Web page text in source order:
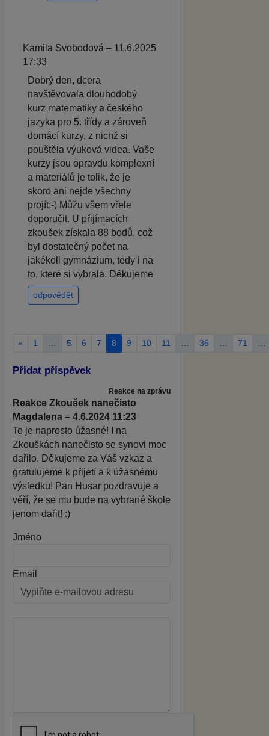
Kamila Svobodová – 11.6.2025
17:33
Dobrý den, dcera
navštěvovala dlouhodobý
kurz matematiky a českého
jazyka pro 5. třídy a zároveň
domácí kurzy, z nichž si
pouštěla výuková videa. Vaše
kurzy jsou opravdu komplexní
a materiálů je tolik, že je
skoro ani nejde všechny
projít:-) Můžu všem vřele
doporučit. U přijímacích
zkoušek získala 88 bodů, což
byl dostatečný počet na
jakékoli gymnázium, tedy i na
to, které si vybrala. Děkujeme
odpovědět
« 1 … 5 6 7 8 9 10 11 … 36 … 71 …
Přidat příspěvek
Reakce na zprávu
Reakce Zkoušek nanečisto
Magdalena – 4.6.2024 11:23
To je naprosto úžasné! I na
Zkouškách nanečisto se synovi moc
dařilo. Děkujeme za Váš vzkaz a
gratulujeme k přijetí a k úžasnému
výsledku! Pan Husar pozdravuje a
věří, že se mu bude na vybrané škole
jenom dařit! :)
Jméno
Email